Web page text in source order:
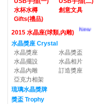
水杯水樽
創意文具
Gifts(禮品)
2015 水晶座(球類,內雕)
New
水晶獎座 Crystal
水晶獎座
水晶獎盃
水晶擺設
水晶相片
水晶內雕
訂造獎座
亞克力相架
琉璃水晶獎牌
獎盃 Trophy